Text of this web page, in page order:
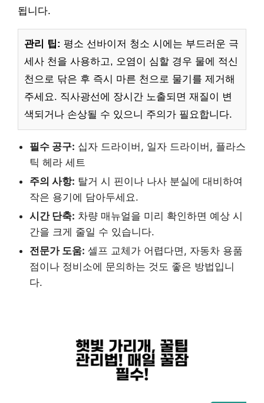
됩니다.
관리 팁: 평소 선바이저 청소 시에는 부드러운 극
세사 천을 사용하고, 오염이 심할 경우 물에 적신
천으로 닦은 후 즉시 마른 천으로 물기를 제거해
주세요. 직사광선에 장시간 노출되면 재질이 변
색되거나 손상될 수 있으니 주의가 필요합니다.
필수 공구: 십자 드라이버, 일자 드라이버, 플라스
틱 헤라 세트
주의 사항: 탈거 시 핀이나 나사 분실에 대비하여
작은 용기에 담아두세요.
시간 단축: 차량 매뉴얼을 미리 확인하면 예상 시
간을 크게 줄일 수 있습니다.
전문가 도움: 셀프 교체가 어렵다면, 자동차 용품
점이나 정비소에 문의하는 것도 좋은 방법입니
다.